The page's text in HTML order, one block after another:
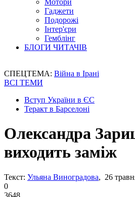
Мотори
Гаджети
Подорожі
Інтер'єри
Гемблінг
БЛОГИ ЧИТАЧІВ
СПЕЦТЕМА: Війна в Ірані
ВСІ ТЕМИ
Вступ України в ЄС
Теракт в Барселоні
Олександра
виходить заміж
Текст: Ульяна Виноградова, 26
0
3648